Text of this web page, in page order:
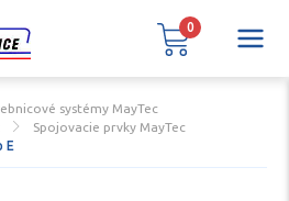
systémy MayTec
Spojovacie prvky MayTec
E
0